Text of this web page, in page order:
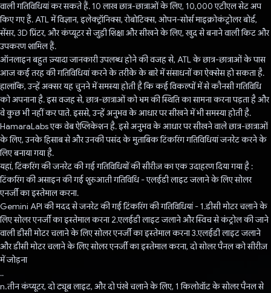
वाली गतिविधियां कर सकते हैं. 10 लाख छात्र-छात्राओं के लिए, 10,000 एटीएल सेट अप
किए गए हैं. ATL में विज्ञान, इलेक्ट्रॉनिक्स, रोबोटिक्स, ओपन-सोर्स माइक्रोकंट्रोलर बोर्ड,
सेंसर, 3D प्रिंटर, और कंप्यूटर से जुड़ी शिक्षा और सीखने के लिए, खुद से बनाने वाली किट और
उपकरण शामिल हैं.
ऑनलाइन बहुत ज़्यादा जानकारी उपलब्ध होने की वजह से, ATL के छात्र-छात्राओं के पास
आज कई तरह की गतिविधियां करने के तरीके के बारे में संसाधनों का ऐक्सेस हो सकता है.
हालांकि, उन्हें अक्सर यह चुनने में समस्या होती है कि कई विकल्पों में से कौनसी गतिविधि
को अपनाना है. इस वजह से, छात्र-छात्राओं को भ्रम की स्थिति का सामना करना पड़ता है और
वे कुछ भी नहीं कर पाते. इससे, उन्हें अनुभव के आधार पर सीखने में भी समस्या होती है.
HamaraLabs एक वेब ऐप्लिकेशन है. इसे अनुभव के आधार पर सीखने वाले छात्र-छात्राओं
के लिए, उनके हिसाब से और उनकी पसंद के मुताबिक टिंकरिंग गतिविधियां जनरेट करने के
लिए बनाया गया है.
यहां, टिंकरिंग की जनरेट की गई गतिविधियों की सीरीज़ का एक उदाहरण दिया गया है :
टिंकरिंग की असाइन की गई शुरुआती गतिविधि - एलईडी लाइट जलाने के लिए सोलर
एनर्जी का इस्तेमाल करना.
Gemini API की मदद से जनरेट की गई टिंकरिंग की गतिविधियां - 1.डीसी मोटर चलाने के
लिए सोलर एनर्जी का इस्तेमाल करना 2.एलईडी लाइट जलाने और स्विच से कंट्रोल की जाने
वाली डीसी मोटर चलाने के लिए सोलर एनर्जी का इस्तेमाल करना 3.एलईडी लाइट जलाने
और डीसी मोटर चलाने के लिए सोलर एनर्जी का इस्तेमाल करना, दो सोलर पैनल को सीरीज़
में जोड़ना
..
n.तीन कंप्यूटर, दो ट्यूब लाइट, और दो पंखे चलाने के लिए, 1 किलोवॉट के सोलर पैनल से